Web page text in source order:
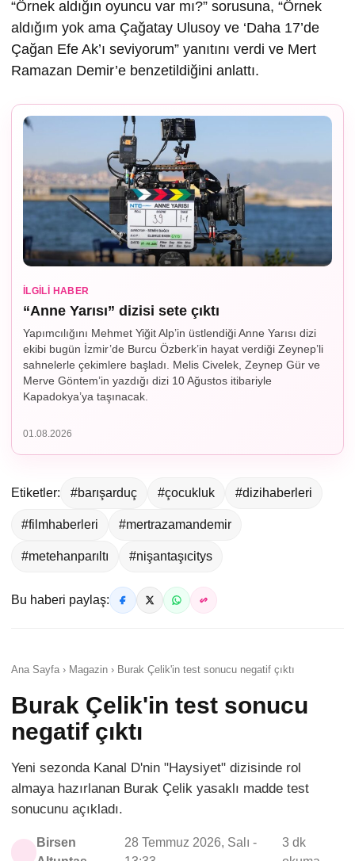
“Örnek aldığın oyuncu var mı?” sorusuna, “Örnek
aldığım yok ama Çağatay Ulusoy ve ‘Daha 17’de
Çağan Efe Ak’ı seviyorum” yanıtını verdi ve Mert
Ramazan Demir’e benzetildiğini anlattı.
İLGILI HABER
“Anne Yarısı” dizisi sete çıktı
Yapımcılığını Mehmet Yiğit Alp’in üstlendiği Anne Yarısı dizi
ekibi bugün İzmir’de Burcu Özberk’in hayat verdiği Zeynep’li
sahnelerle çekimlere başladı. Melis Civelek, Zeynep Gür ve
Merve Göntem’in yazdığı dizi 10 Ağustos itibariyle
Kapadokya’ya taşınacak.
01.08.2026
Etiketler: #barışarduç #çocukluk #dizihaberleri
#filmhaberleri #mertrazamandemir
#metehanparıltı #nişantaşıcitys
Bu haberi paylaş:
Ana Sayfa › Magazin › Burak Çelik'in test sonucu negatif çıktı
Burak Çelik'in test sonucu
negatif çıktı
Yeni sezonda Kanal D'nin "Haysiyet" dizisinde rol
almaya hazırlanan Burak Çelik yasaklı madde test
sonucunu açıkladı.
Birsen
28 Temmuz 2026, Salı -
3 dk